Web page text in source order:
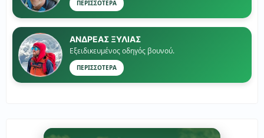
ΠΕΡΙΣΣΟΤΕΡΑ
ΑΝΔΡΕΑΣ ΞΥΛΙΑΣ
Εξειδικευμένος οδηγός βουνού.
ΠΕΡΙΣΣΟΤΕΡΑ